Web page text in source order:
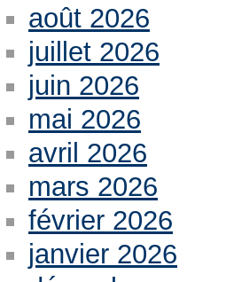
août 2026
juillet 2026
juin 2026
mai 2026
avril 2026
mars 2026
février 2026
janvier 2026